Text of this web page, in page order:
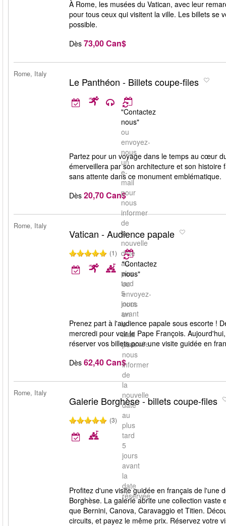
À Rome, les musées du Vatican, avec leur
pour tous ceux qui visitent la ville. Les billets se
possible.
Dès 73,00 Can$
Rome, Italy
Le Panthéon - Billets coupe-files
"Contactez
nous"
ou
envoyez-
nous
un
e-
mail
pour
nous
informer
de
la
nouvelle
date
au
plus
tard
5
jours
avant
la
date
réservée.
Partez pour un voyage dans le temps au cœur
émerveillera par son architecture et son
sans attente dans ce monument emblématique.
Dès 20,70 Can$
Rome, Italy
Vatican - Audience papale
(1)
"Contactez
nous"
ou
envoyez-
nous
un
e-
mail
pour
nous
informer
de
la
nouvelle
date
au
plus
tard
5
jours
avant
la
date
réservée.
Prenez part à l'audience papale sous escorte !
mercredi pour voir le Pape François.
réserver vos billets pour une visite guidée en
Dès 62,40 Can$
Rome, Italy
Galerie Borghèse - billets coupe-files
(3)
Profitez d'une visite guidée en français de l'une
Borghèse. La galerie abrite une collection
que Bernini, Canova, Caravaggio et Titien.
circuits, et payez le même prix. Réservez votre